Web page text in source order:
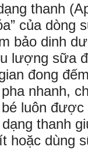
thanh
của dòng
bảo dinh
lượng sữa
đong
nhanh,
luôn
thanh
hoặc dùng